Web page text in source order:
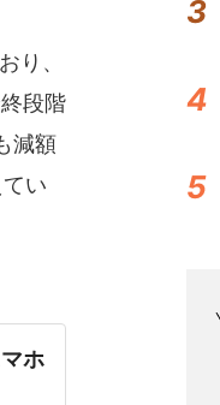
り、
段階
減額
い
ホ